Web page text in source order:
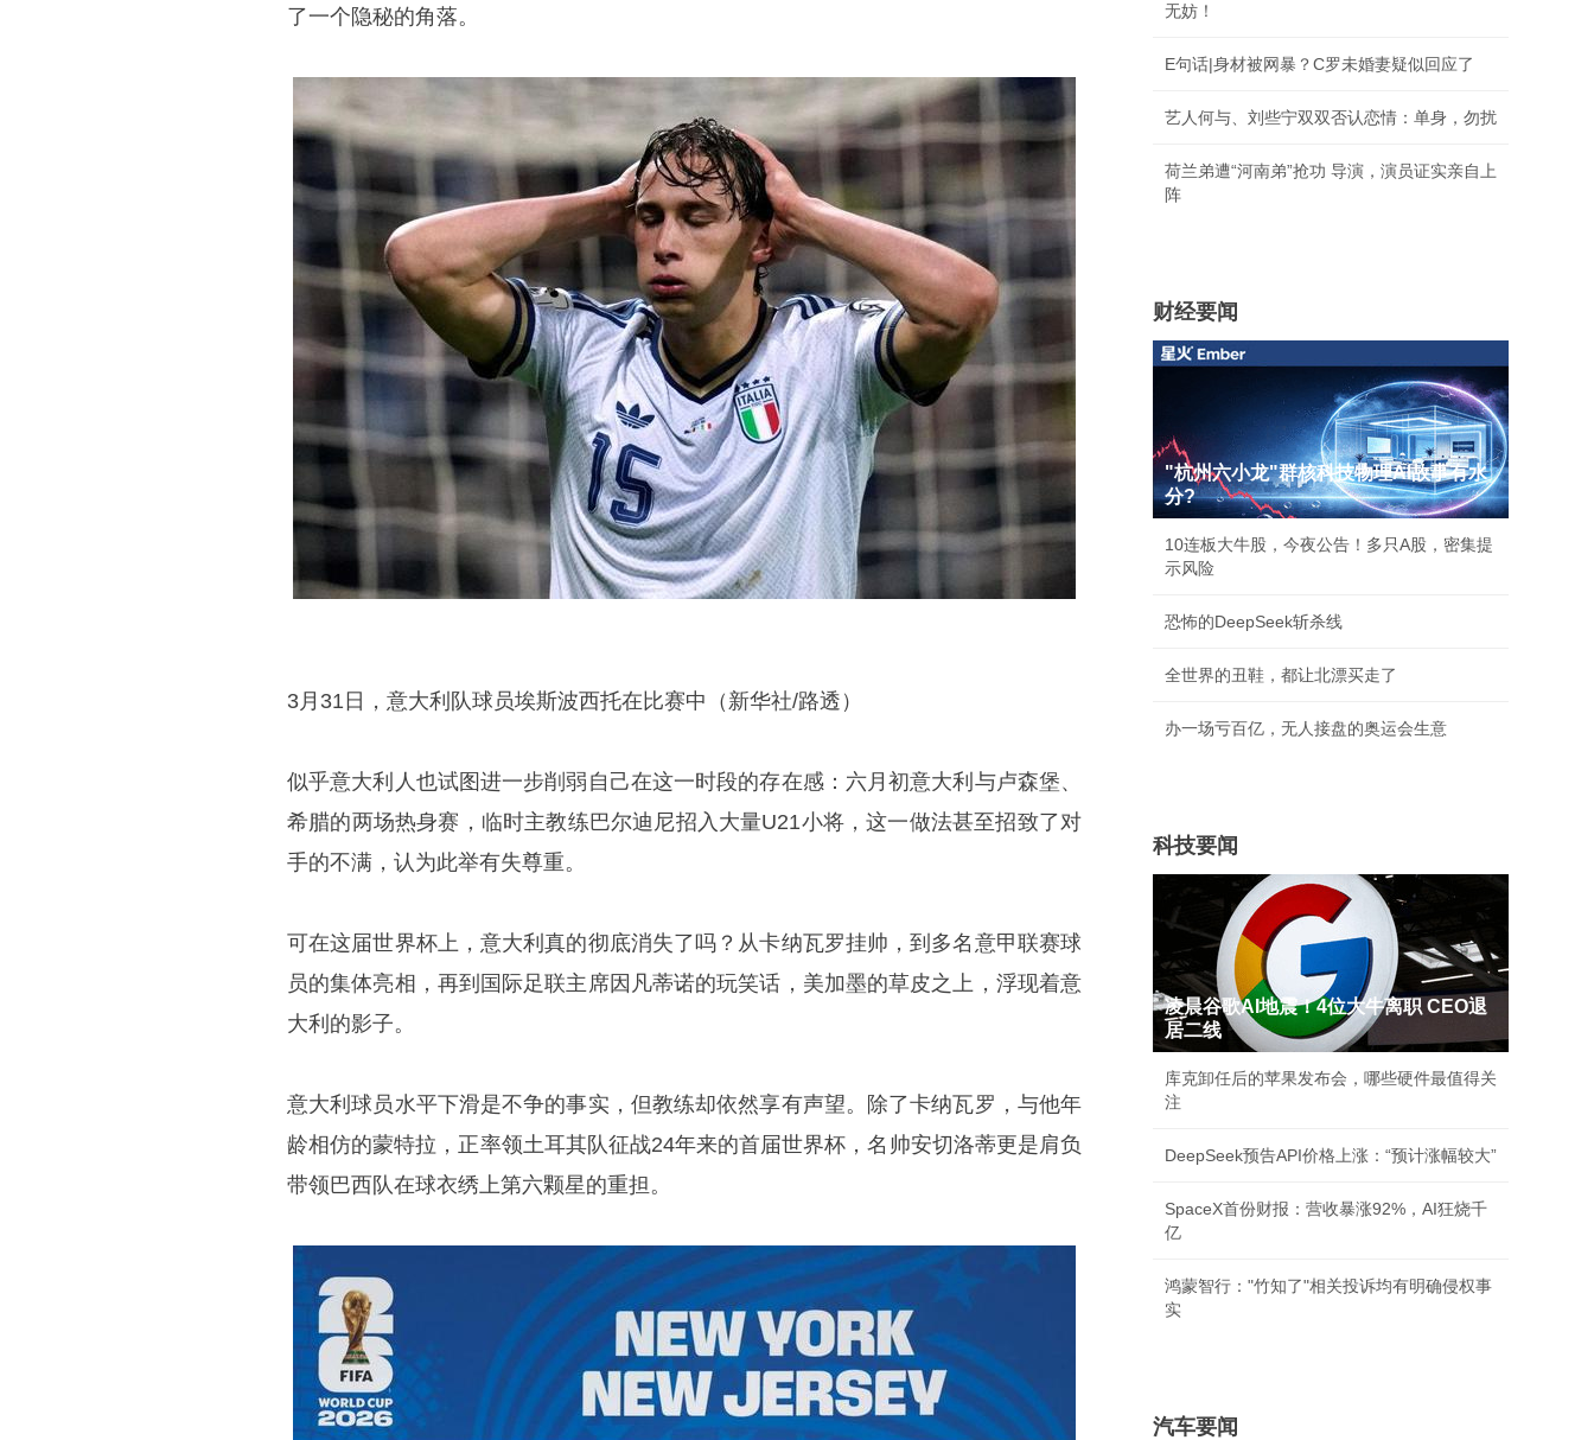
了一个隐秘的角落。
3月31日，意大利队球员埃斯波西托在比赛中（新华社/路透）
似乎意大利人也试图进一步削弱自己在这一时段的存在感：六月初意大利与卢森堡、
希腊的两场热身赛，临时主教练巴尔迪尼招入大量U21小将，这一做法甚至招致了对
手的不满，认为此举有失尊重。
可在这届世界杯上，意大利真的彻底消失了吗？从卡纳瓦罗挂帅，到多名意甲联赛球
员的集体亮相，再到国际足联主席因凡蒂诺的玩笑话，美加墨的草皮之上，浮现着意
大利的影子。
意大利球员水平下滑是不争的事实，但教练却依然享有声望。除了卡纳瓦罗，与他年
龄相仿的蒙特拉，正率领土耳其队征战24年来的首届世界杯，名帅安切洛蒂更是肩负
带领巴西队在球衣绣上第六颗星的重担。
无妨！
E句话|身材被网暴？C罗未婚妻疑似回应了
艺人何与、刘些宁双双否认恋情：单身，勿扰
荷兰弟遭“河南弟”抢功 导演，演员证实亲自上
阵
财经要闻
"杭州六小龙"群核科技物理AI故事有水
分?
10连板大牛股，今夜公告！多只A股，密集提
示风险
恐怖的DeepSeek斩杀线
全世界的丑鞋，都让北漂买走了
办一场亏百亿，无人接盘的奥运会生意
科技要闻
凌晨谷歌AI地震！4位大牛离职 CEO退
居二线
库克卸任后的苹果发布会，哪些硬件最值得关
注
DeepSeek预告API价格上涨：“预计涨幅较大”
SpaceX首份财报：营收暴涨92%，AI狂烧千
亿
鸿蒙智行："竹知了"相关投诉均有明确侵权事
实
汽车要闻